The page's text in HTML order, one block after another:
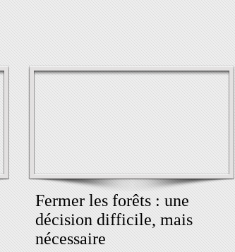
Fermer les forêts : une
décision difficile, mais
nécessaire